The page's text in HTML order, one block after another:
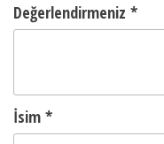
Değerlendirmeniz *
İsim *